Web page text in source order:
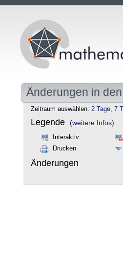
Änderungen in
Zeitraum auswählen: 2 Tage, 7
Legende (weitere Infos)
Interaktiv
Drucken
Änderungen